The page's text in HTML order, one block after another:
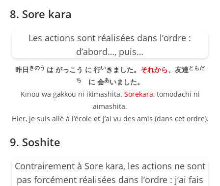
8. Sore kara
Les actions sont réalisées dans l’ordre :
d’abord…, puis…
昨日 きのう は がっこう に 行いきました。 それから、友達ともだ
ち
に 会あいました。
Kinou wa gakkou ni ikimashita. Sorekara, tomodachi ni
aimashita.
Hier, je suis allé à l’école et j’ai vu des amis (dans cet ordre).
9. Soshite
Contrairement à Sore kara, les actions ne sont
pas forcément réalisées dans l’ordre : j’ai fais